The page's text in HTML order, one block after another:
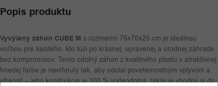
Popis produktu
Vyvýšený záhon CUBE M s rozmermi 76x76x25 cm je ideálnou
voľbou pre každého, kto túži po krásnej, upravenej a úrodnej záhrade
bez kompromisov. Tento odolný záhon z kvalitného plastu v atraktívnej
hnedej farbe je navrhnutý tak, aby odolal poveternostným vplyvom a
vlhkosti – jeho konštrukcia je 100 % vodeodolná, takže je vhodný aj do